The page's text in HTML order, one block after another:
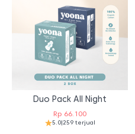
Duo Pack All Night
Rp 66.100
5.0|259 terjual